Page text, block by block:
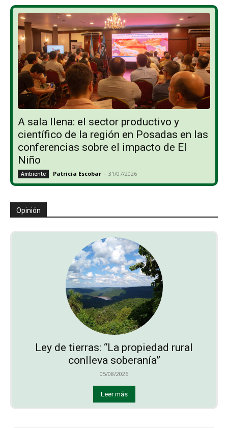
A sala llena: el sector productivo y
científico de la región en Posadas en las
conferencias sobre el impacto de El
Niño
Ambiente Patricia Escobar - 31/07/2026
Opinión
Ley de tierras: “La propiedad rural
conlleva soberanía”
05/08/2026
Leer más